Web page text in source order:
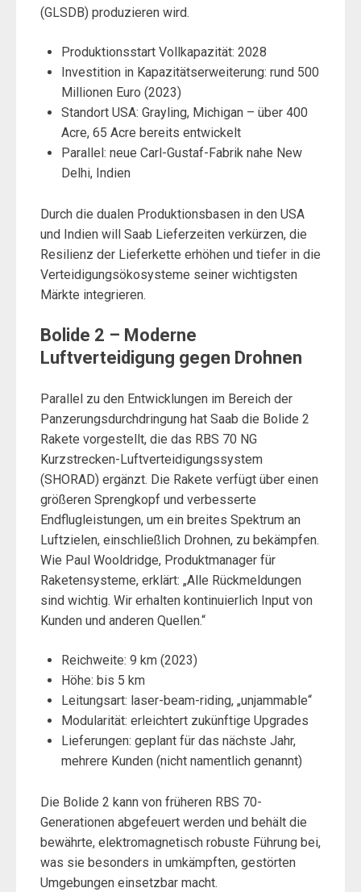
(GLSDB) produzieren wird.
Produktionsstart Vollkapazität: 2028
Investition in Kapazitätserweiterung: rund 500
Millionen Euro (2023)
Standort USA: Grayling, Michigan – über 400
Acre, 65 Acre bereits entwickelt
Parallel: neue Carl-Gustaf-Fabrik nahe New
Delhi, Indien
Durch die dualen Produktionsbasen in den USA
und Indien will Saab Lieferzeiten verkürzen, die
Resilienz der Lieferkette erhöhen und tiefer in die
Verteidigungsökosysteme seiner wichtigsten
Märkte integrieren.
Bolide 2 – Moderne
Luftverteidigung gegen Drohnen
Parallel zu den Entwicklungen im Bereich der
Panzerungsdurchdringung hat Saab die Bolide 2
Rakete vorgestellt, die das RBS 70 NG
Kurzstrecken-Luftverteidigungssystem
(SHORAD) ergänzt. Die Rakete verfügt über einen
größeren Sprengkopf und verbesserte
Endflugleistungen, um ein breites Spektrum an
Luftzielen, einschließlich Drohnen, zu bekämpfen.
Wie Paul Wooldridge, Produktmanager für
Raketensysteme, erklärt: „Alle Rückmeldungen
sind wichtig. Wir erhalten kontinuierlich Input von
Kunden und anderen Quellen.“
Reichweite: 9 km (2023)
Höhe: bis 5 km
Leitungsart: laser-beam-riding, „unjammable“
Modularität: erleichtert zukünftige Upgrades
Lieferungen: geplant für das nächste Jahr,
mehrere Kunden (nicht namentlich genannt)
Die Bolide 2 kann von früheren RBS 70-
Generationen abgefeuert werden und behält die
bewährte, elektromagnetisch robuste Führung bei,
was sie besonders in umkämpften, gestörten
Umgebungen einsetzbar macht.